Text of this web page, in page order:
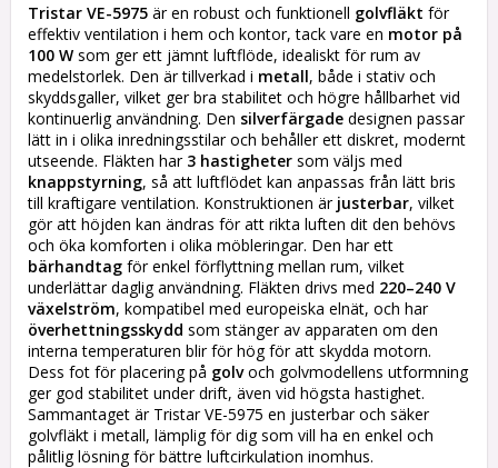
Tristar VE-5975 är en robust och funktionell golvfläkt för
effektiv ventilation i hem och kontor, tack vare en motor på
100 W som ger ett jämnt luftflöde, idealiskt för rum av
medelstorlek. Den är tillverkad i metall, både i stativ och
skyddsgaller, vilket ger bra stabilitet och högre hållbarhet vid
kontinuerlig användning. Den silverfärgade designen passar
lätt in i olika inredningsstilar och behåller ett diskret, modernt
utseende. Fläkten har 3 hastigheter som väljs med
knappstyrning, så att luftflödet kan anpassas från lätt bris
till kraftigare ventilation. Konstruktionen är justerbar, vilket
gör att höjden kan ändras för att rikta luften dit den behövs
och öka komforten i olika möbleringar. Den har ett
bärhandtag för enkel förflyttning mellan rum, vilket
underlättar daglig användning. Fläkten drivs med 220–240 V
växelström, kompatibel med europeiska elnät, och har
överhettningsskydd som stänger av apparaten om den
interna temperaturen blir för hög för att skydda motorn.
Dess fot för placering på golvoch golvmodellens utformning
ger god stabilitet under drift, även vid högsta hastighet.
Sammantaget är Tristar VE-5975 en justerbar och säker
golvfläkt i metall, lämplig för dig som vill ha en enkel och
pålitlig lösning för bättre luftcirkulation inomhus.